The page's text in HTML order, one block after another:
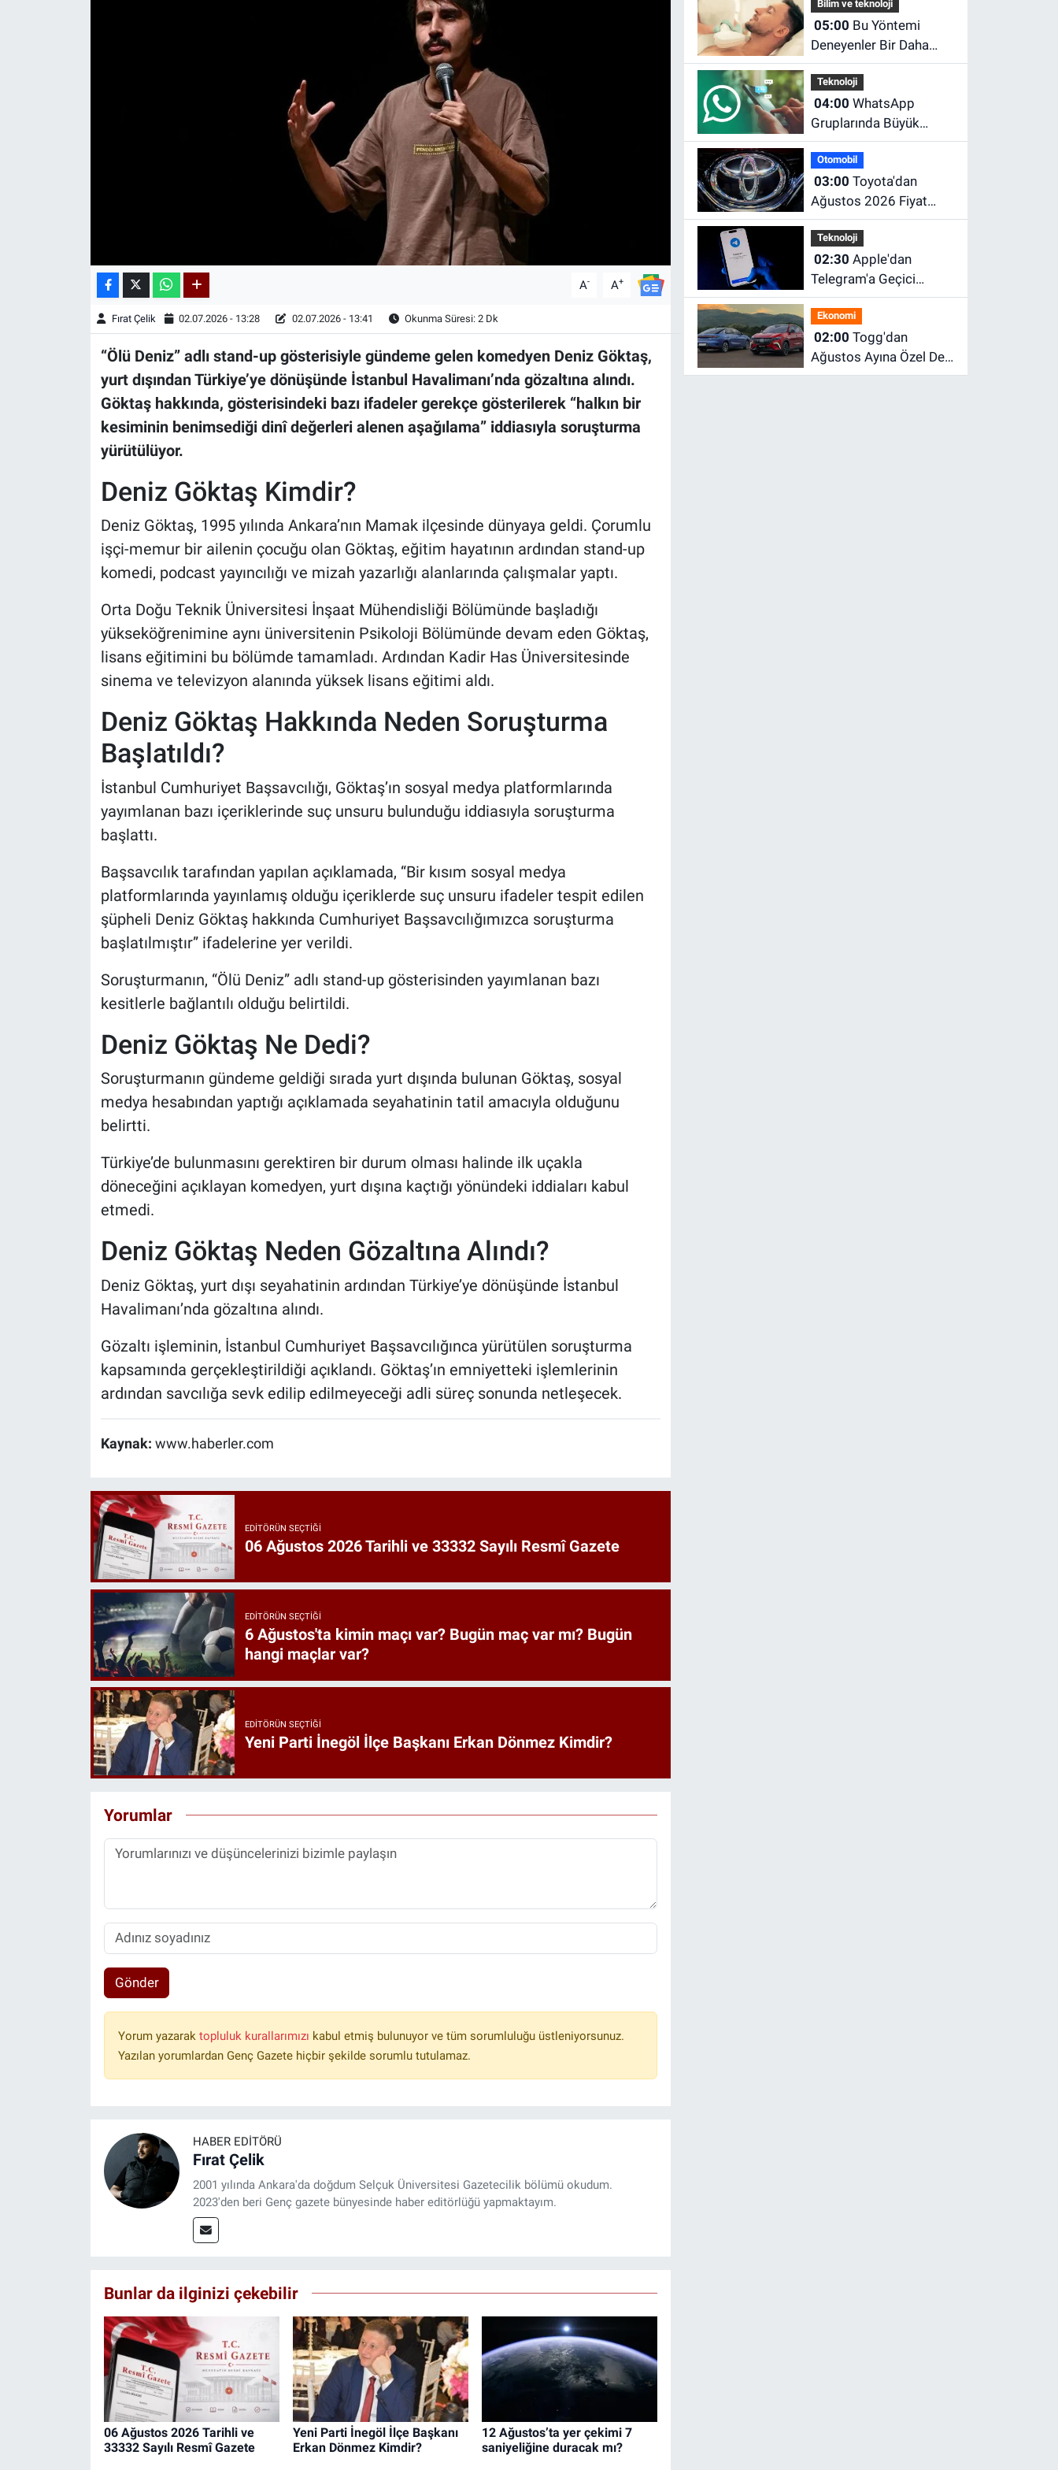
A- A+
Fırat Çelik 02.07.2026 - 13:28 02.07.2026 - 13:41 Okunma Süresi: 2 Dk
“Ölü Deniz” adlı stand-up gösterisiyle gündeme gelen komedyen Deniz Göktaş,
yurt dışından Türkiye’ye dönüşünde İstanbul Havalimanı’nda gözaltına alındı.
Göktaş hakkında, gösterisindeki bazı ifadeler gerekçe gösterilerek “halkın bir
kesiminin benimsediği dinî değerleri alenen aşağılama” iddiasıyla soruşturma
yürütülüyor.
Deniz Göktaş Kimdir?
Deniz Göktaş, 1995 yılında Ankara’nın Mamak ilçesinde dünyaya geldi. Çorumlu
işçi-memur bir ailenin çocuğu olan Göktaş, eğitim hayatının ardından stand-up
komedi, podcast yayıncılığı ve mizah yazarlığı alanlarında çalışmalar yaptı.
Orta Doğu Teknik Üniversitesi İnşaat Mühendisliği Bölümünde başladığı
yükseköğrenimine aynı üniversitenin Psikoloji Bölümünde devam eden Göktaş,
lisans eğitimini bu bölümde tamamladı. Ardından Kadir Has Üniversitesinde
sinema ve televizyon alanında yüksek lisans eğitimi aldı.
Deniz Göktaş Hakkında Neden Soruşturma
Başlatıldı?
İstanbul Cumhuriyet Başsavcılığı, Göktaş’ın sosyal medya platformlarında
yayımlanan bazı içeriklerinde suç unsuru bulunduğu iddiasıyla soruşturma
başlattı.
Başsavcılık tarafından yapılan açıklamada, “Bir kısım sosyal medya
platformlarında yayınlamış olduğu içeriklerde suç unsuru ifadeler tespit edilen
şüpheli Deniz Göktaş hakkında Cumhuriyet Başsavcılığımızca soruşturma
başlatılmıştır” ifadelerine yer verildi.
Soruşturmanın, “Ölü Deniz” adlı stand-up gösterisinden yayımlanan bazı
kesitlerle bağlantılı olduğu belirtildi.
Deniz Göktaş Ne Dedi?
Soruşturmanın gündeme geldiği sırada yurt dışında bulunan Göktaş, sosyal
medya hesabından yaptığı açıklamada seyahatinin tatil amacıyla olduğunu
belirtti.
Türkiye’de bulunmasını gerektiren bir durum olması halinde ilk uçakla
döneceğini açıklayan komedyen, yurt dışına kaçtığı yönündeki iddiaları kabul
etmedi.
Deniz Göktaş Neden Gözaltına Alındı?
Deniz Göktaş, yurt dışı seyahatinin ardından Türkiye’ye dönüşünde İstanbul
Havalimanı’nda gözaltına alındı.
Gözaltı işleminin, İstanbul Cumhuriyet Başsavcılığınca yürütülen soruşturma
kapsamında gerçekleştirildiği açıklandı. Göktaş’ın emniyetteki işlemlerinin
ardından savcılığa sevk edilip edilmeyeceği adli süreç sonunda netleşecek.
Kaynak: www.haberler.com
EDITÖRÜN SEÇTIĞI
06 Ağustos 2026 Tarihli ve 33332 Sayılı Resmî Gazete
EDITÖRÜN SEÇTIĞI
6 Ağustos'ta kimin maçı var? Bugün maç var mı? Bugün
hangi maçlar var?
EDITÖRÜN SEÇTIĞI
Yeni Parti İnegöl İlçe Başkanı Erkan Dönmez Kimdir?
Yorumlar
Gönder
Yorum yazarak topluluk kurallarımızı kabul etmiş bulunuyor ve tüm sorumluluğu üstleniyorsunuz.
Yazılan yorumlardan Genç Gazete hiçbir şekilde sorumlu tutulamaz.
HABER EDITÖRÜ
Fırat Çelik
2001 yılında Ankara'da doğdum Selçuk Üniversitesi Gazetecilik bölümü okudum.
2023'den beri Genç gazete bünyesinde haber editörlüğü yapmaktayım.
Bunlar da ilginizi çekebilir
06 Ağustos 2026 Tarihli ve
33332 Sayılı Resmî Gazete
Yeni Parti İnegöl İlçe Başkanı
Erkan Dönmez Kimdir?
12 Ağustos’ta yer çekimi 7
saniyeliğine duracak mı?
Bilim ve teknoloji
05:00
Deneyenler Bir Daha
Ağda ve Jilete
Dönmüyor! Foto
Epilasyon Hakkında
Merak Edilenler
Teknoloji
04:00
Gruplarında Büyük
Değişiklik! Herkesin
Beklediği Özellik
Sonunda Geldi
Otomobil
03:00
Ağustos 2026 Fiyat
Güncellemesi! Corolla,
C-HR, RAV4 ve Hilux'un
Yeni Fiyatları Belli Oldu
Teknoloji
02:30
Telegram'a Geçici
Engel! App Store'dan
Kaldırıldı, Kısa Süre
Sonra Geri Döndü
Ekonomi
02:00
Ağustos Ayına Özel Dev
Kampanya! 1 Milyon TL
Astroloji-Rüya